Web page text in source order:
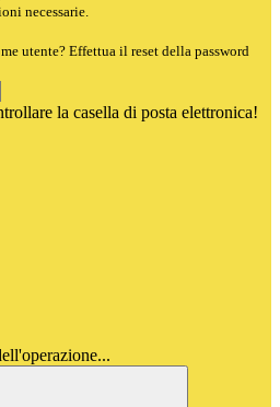
necessarie.
utente? Effettua il reset della password
la casella di posta elettronica!